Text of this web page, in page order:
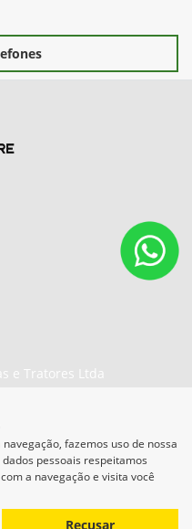
e Tratores Ltda
0003-05
fazemos uso de nossa
pessoais respeitamos
a navegação e visita você
Recusar